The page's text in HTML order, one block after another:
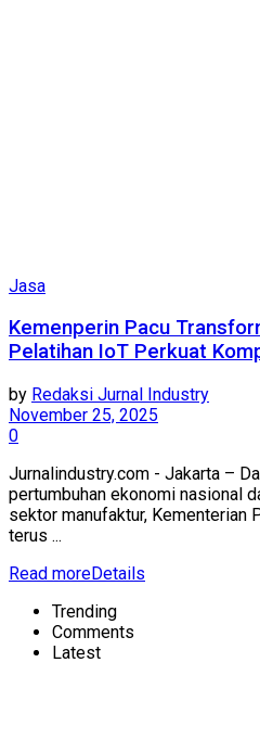
Jasa
Kemenperin Pacu
Pelatihan IoT Perkuat
by Redaksi Jurnal Industry
November 25, 2025
0
Jurnalindustry.com - Jakarta –
pertumbuhan ekonomi nasional
sektor manufaktur, Kementerian
terus ...
Read moreDetails
Trending
Comments
Latest